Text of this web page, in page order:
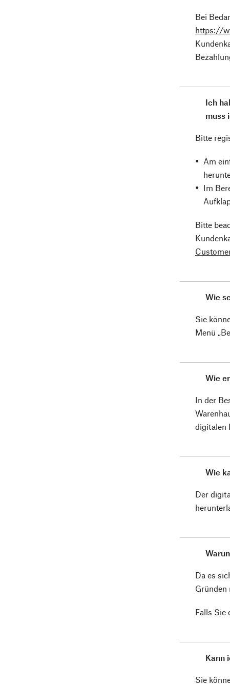
Bei
https://
Ich
muss
Bitte
Am
Im
Bitte
Wie
Sie
Menü
Wie
In der
digitalen
Wie
Der
Da es
Gründen
Falls Sie
Kann
Sie